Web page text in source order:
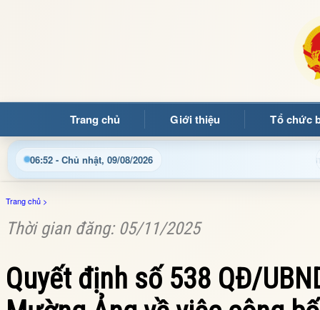
Trang chủ Giới thiệu Tổ chức
06:52 - Chủ nhật, 09/08/2026
thông tin điện tử xã Mường Ảng Cập nhật thông tin
Trang chủ >
Thời gian đăng: 05/11/2025
Quyết định số 538 QĐ/